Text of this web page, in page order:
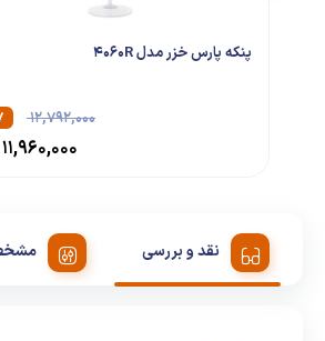
پنکه پارس خزر مدل 4060R
۱۲,۷۹۲,۰۰۰
۱۱,۹۶۰,۰۰۰
نقد و بررسی